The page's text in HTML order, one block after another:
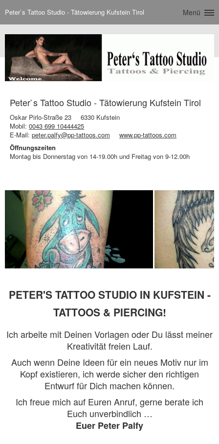
Peter`s Tattoo Studio - Tätowierung Kufstein Tirol Menü
Peter`s Tattoo Studio - Tätowierung Kufstein Tirol
Oskar Pirlo-Straße 23
6330 Kufstein
Mobil: 0043 699 10444425
E-Mail: peter.palfy@pp-tattoos.com
www.pp-tattoos.com
Öffnungszeiten
Montag bis Donnerstag von 14-19.00h und Freitag von 9-12.00h
PETER'S TATTOO STUDIO IN KUFSTEIN -
TATTOOS & PIERCING!
Ich arbeite mit Deinen Vorlagen oder Du lässt meiner
Kreativität freien Lauf.
Auch wenn Deine Ideen für ein neues Motiv nur im
Kopf existieren, ich werde sicher den richtigen
Entwurf für Dich machen können.
Ich freue mich auf Euren Anruf, gerne berate ich
Euch unverbindlich …
Euer Peter Palfy